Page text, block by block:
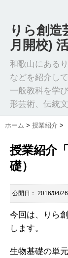
りら創造
月開校)
和歌山にある
などを紹介し
一般教科を学
形芸術、伝統
ホーム > 授業紹介 >
授業紹介
礎）
公開日： 2016/04/26
今回は、りら
します。
生物基礎の単